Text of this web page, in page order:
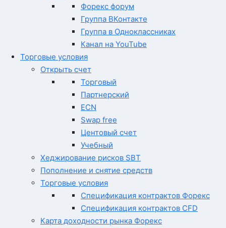
Форекс форум
Группа ВКонтакте
Группа в Одноклассниках
Канал на YouTube
Торговые условия
Открыть счет
Торговый
Партнерский
ECN
Swap free
Центовый счет
Учебный
Хеджирование рисков SBT
Пополнение и снятие средств
Торговые условия
Спецификация контрактов Форекс
Спецификация контрактов CFD
Карта доходности рынка Форекс